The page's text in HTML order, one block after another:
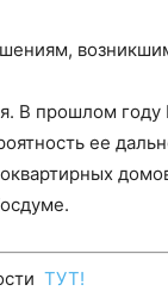
В прошлом
ее
ТУТ!